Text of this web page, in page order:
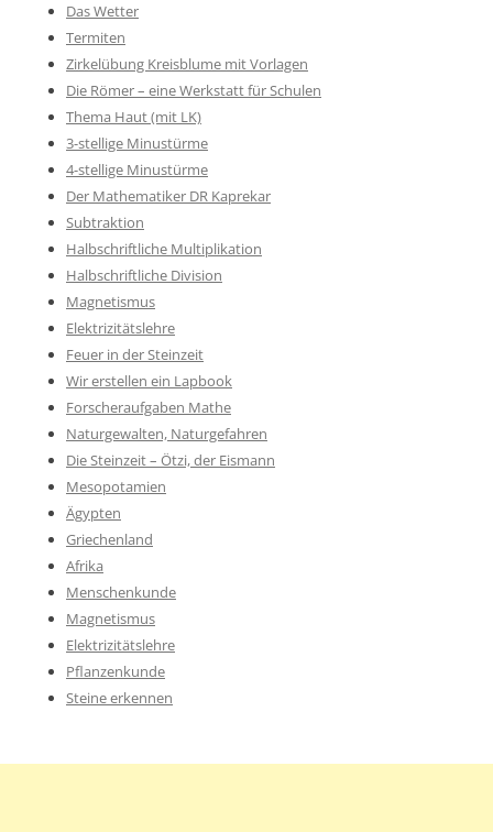
Das Wetter
Termiten
Zirkelübung Kreisblume mit Vorlagen
Die Römer – eine Werkstatt für Schulen
Thema Haut (mit LK)
3-stellige Minustürme
4-stellige Minustürme
Der Mathematiker DR Kaprekar
Subtraktion
Halbschriftliche Multiplikation
Halbschriftliche Division
Magnetismus
Elektrizitätslehre
Feuer in der Steinzeit
Wir erstellen ein Lapbook
Forscheraufgaben Mathe
Naturgewalten, Naturgefahren
Die Steinzeit – Ötzi, der Eismann
Mesopotamien
Ägypten
Griechenland
Afrika
Menschenkunde
Magnetismus
Elektrizitätslehre
Pflanzenkunde
Steine erkennen